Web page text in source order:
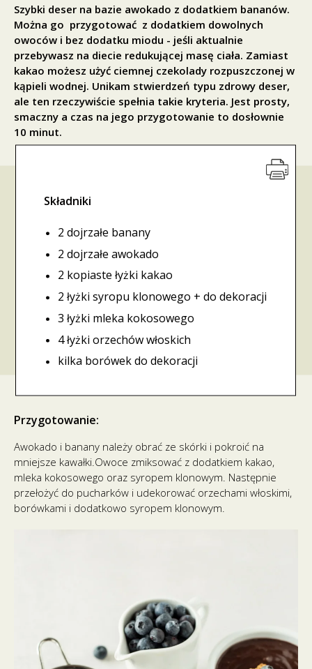
Szybki deser na bazie awokado z dodatkiem bananów.
Można go przygotować z dodatkiem dowolnych
owoców i bez dodatku miodu - jeśli aktualnie
przebywasz na diecie redukującej masę ciała. Zamiast
kakao możesz użyć ciemnej czekolady rozpuszczonej w
kąpieli wodnej. Unikam stwierdzeń typu zdrowy deser,
ale ten rzeczywiście spełnia takie kryteria. Jest prosty,
smaczny a czas na jego przygotowanie to dosłownie
10 minut.
Składniki
2 dojrzałe banany
2 dojrzałe awokado
2 kopiaste łyżki kakao
2 łyżki syropu klonowego + do dekoracji
3 łyżki mleka kokosowego
4 łyżki orzechów włoskich
kilka borówek do dekoracji
Przygotowanie:
Awokado i banany należy obrać ze skórki i pokroić na
mniejsze kawałki.Owoce zmiksować z dodatkiem kakao,
mleka kokosowego oraz syropem klonowym. Następnie
przełożyć do pucharków i udekorować orzechami włoskimi,
borówkami i dodatkowo syropem klonowym.